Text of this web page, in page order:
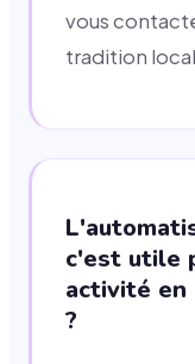
vous
tradition
c'est utile
activité en
?